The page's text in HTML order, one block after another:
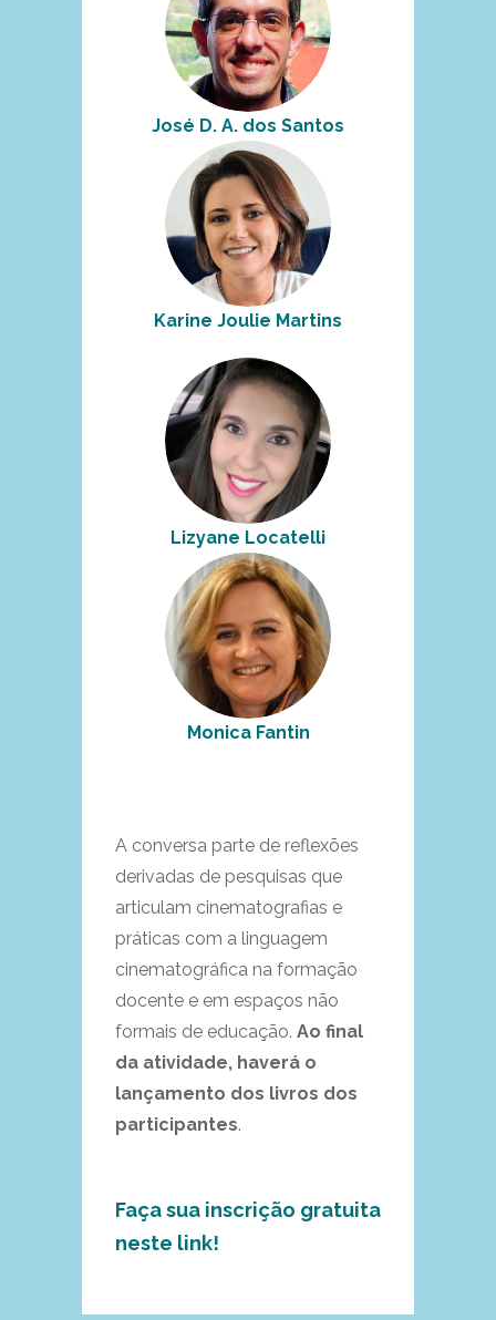
José D. A. dos Santos
Karine Joulie Martins
Lizyane Locatelli
Monica Fantin
A conversa parte de reflexões
derivadas de pesquisas que
articulam cinematografias e
práticas com a linguagem
cinematográfica na formação
docente e em espaços não
formais de educação. Ao final
da atividade, haverá o
lançamento dos livros dos
participantes.
Faça sua inscrição gratuita
neste link!